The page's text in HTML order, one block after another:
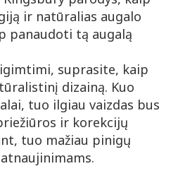
ir natūralias augalo
panaudoti tą augalą
suprasite, kaip
dizainą. Kuo
tuo ilgiau vaizdas bus
ir korekcijų
tuo mažiau pinigų